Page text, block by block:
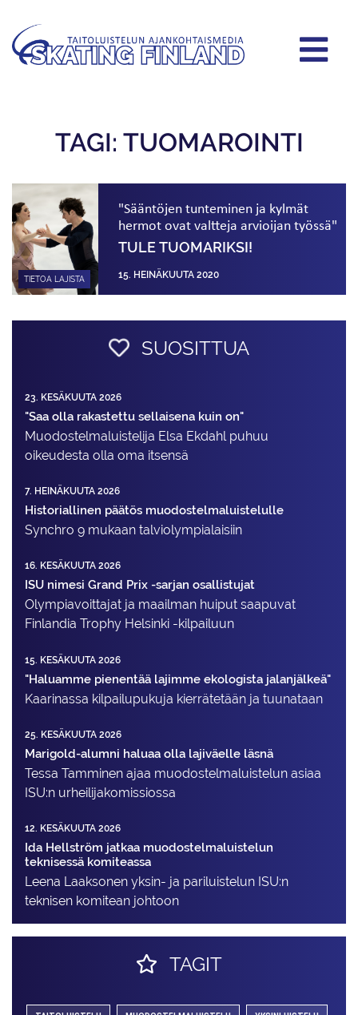
TAGI: TUOMAROINTI
TIETOA LAJISTA
"Sääntöjen tunteminen ja kylmät
hermot ovat valtteja arvioijan työssä"
TULE TUOMARIKSI!
15. HEINÄKUUTA 2020
SUOSITTUA
23. KESÄKUUTA 2026
"Saa olla rakastettu sellaisena kuin on"
Muodostelma­luistelija Elsa Ekdahl puhuu
oikeudesta olla oma itsensä
7. HEINÄKUUTA 2026
Historiallinen päätös muodostelmaluistelulle
Synchro 9 mukaan talviolympialaisiin
16. KESÄKUUTA 2026
ISU nimesi Grand Prix -sarjan osallistujat
Olympiavoittajat ja maailman huiput saapuvat
Finlandia Trophy Helsinki -kilpailuun
15. KESÄKUUTA 2026
"Haluamme pienentää lajimme ekologista jalanjälkeä"
Kaarinassa kilpailupukuja kierrätetään ja tuunataan
25. KESÄKUUTA 2026
Marigold-alumni haluaa olla lajiväelle läsnä
Tessa Tamminen ajaa muodostelma­luistelun asiaa
ISU:n urheilija­komissiossa
12. KESÄKUUTA 2026
Ida Hellström jatkaa muodostelmaluistelun
teknisessä komiteassa
Leena Laaksonen yksin- ja pariluistelun ISU:n
teknisen komitean johtoon
TAGIT